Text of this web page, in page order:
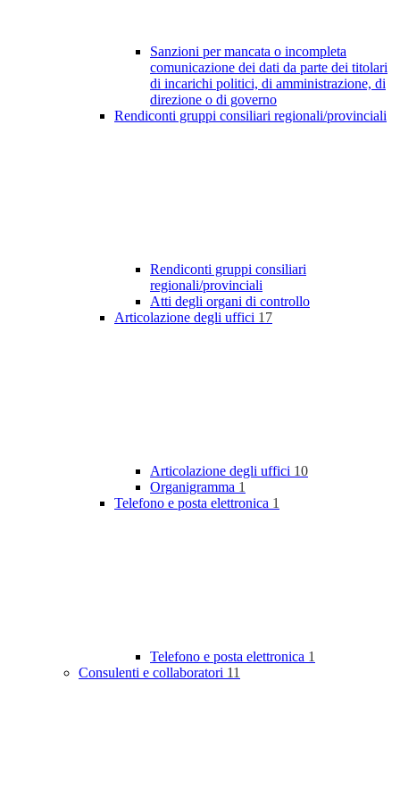
Sanzioni per mancata o incompleta
comunicazione dei dati da parte dei titolari
di incarichi politici, di amministrazione, di
direzione o di governo
Rendiconti gruppi consiliari regionali/provinciali
Rendiconti gruppi consiliari
regionali/provinciali
Atti degli organi di controllo
Articolazione degli uffici 17
Articolazione degli uffici 10
Organigramma 1
Telefono e posta elettronica 1
Telefono e posta elettronica 1
Consulenti e collaboratori 11